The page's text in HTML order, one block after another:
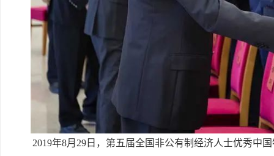
2019年8月29日，第五届全国非公有制经济人士优秀中